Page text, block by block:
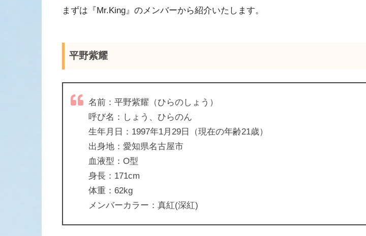
まずは『Mr.King』のメンバーから紹介いたします。
平野紫耀
名前：平野紫耀（ひらのしょう）
呼び名：しょう、ひらのん
生年月日：1997年1月29日（現在の年齢21歳）
出身地：愛知県名古屋市
血液型：O型
身長：171cm
体重：62kg
メンバーカラー：真紅(深紅)